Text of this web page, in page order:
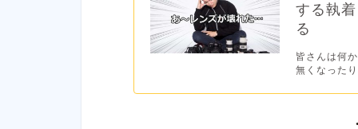
する執
る
皆さんは何
無くなった